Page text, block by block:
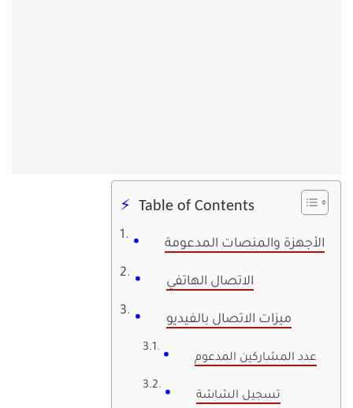
Table of Contents
الأجهزة والمنصات المدعومة
الاتصال الهاتفي
ميزات الاتصال بالفيديو
عدد المشاركين المدعوم
تسجيل الشاشة